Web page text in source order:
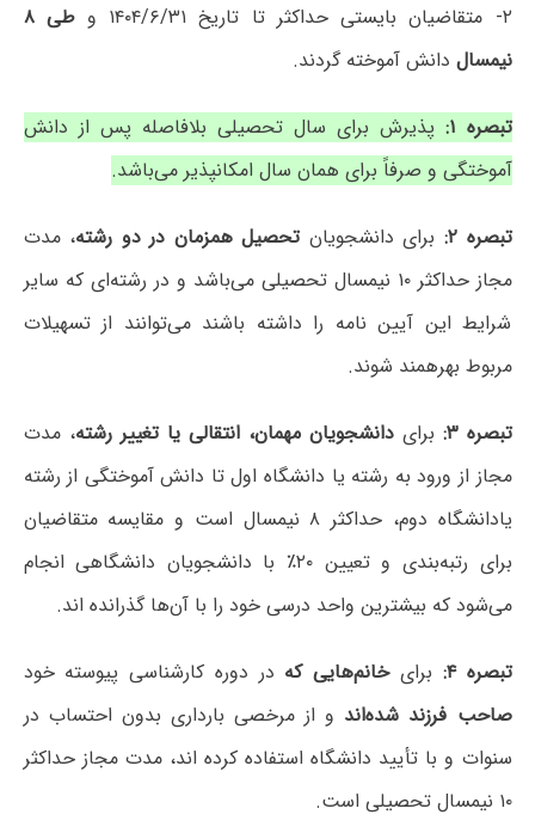
۲- متقاضیان بایستی حداکثر تا تاریخ ۱۴۰۴/۶/۳۱ و
طی ۸
نیمسال دانش آموخته گردند.
تبصره ۱:
پذیرش برای سال تحصیلی بلافاصله پس از دانش
آموختگی و صرفاً برای همان سال امکانپذیر می‌باشد.
تبصره ۲: برای دانشجویانتحصیل همزمان در دو رشته، مدت
مجاز حداکثر ۱۰ نیمسال تحصیلی می‌باشد و در رشته‌ای که سایر
شرایط این آیین نامه را داشته باشند می‌توانند از تسهیلات
مربوط بهرهمند شوند.
تبصره ۳: برایدانشجویان مهمان، انتقالی یا تغییر رشته، مدت
مجاز از ورود به رشته یا دانشگاه اول تا دانش آموختگی از رشته
یادانشگاه دوم، حداکثر ۸ نیمسال است و مقایسه متقاضیان
برای رتبه‌بندی و تعیین ۲۰٪ با دانشجویان دانشگاهی انجام
می‌شود که بیشترین واحد درسی خود را با آن‌ها گذرانده اند.
تبصره ۴: برایخانم‌هایی که در دوره کارشناسی پیوسته خود
صاحب فرزند شده‌اند و از مرخصی بارداری بدون احتساب در
سنوات و با تأیید دانشگاه استفاده کرده اند، مدت مجاز حداکثر
۱۰ نیمسال تحصیلی است.